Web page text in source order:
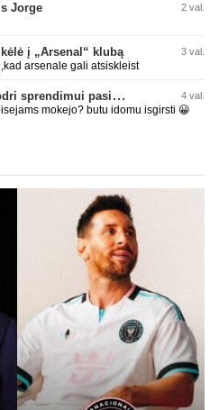
Jorge 2 val.
į „Arsenal“ klubą 3 val.
arsenale gali atsiskleist
Paaiškėjo, kas turėjo įtakos Rodri sprendimui pasirinkti Barselonos pusę 4 val.
mokejo? butu idomu isgirsti 😀